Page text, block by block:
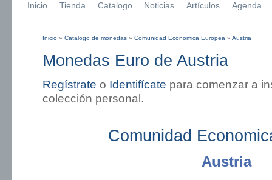
Inicio Tienda Catalogo Noticias Artículos Agenda
Inicio » Catalogo de monedas » Comunidad Economica Europea » Austria
Monedas Euro de Austria
Regístrate o Identifícate para comenzar a
colección personal.
Comunidad
Austria